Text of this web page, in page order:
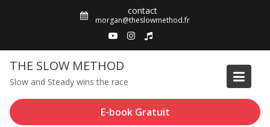
contact
morgan@theslowmethod.fr
THE SLOW METHOD
Slow and Steady wins the race
E-book Gratuit